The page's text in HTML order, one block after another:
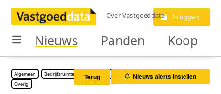
Over Vastgoeddata Inloggen
Nieuws Panden Koop
Algemeen Bedrijfsruimte Buitenterrein Kantoorruimte
Logistiek vastgoed
Overig
Terug Nieuws alerts instellen